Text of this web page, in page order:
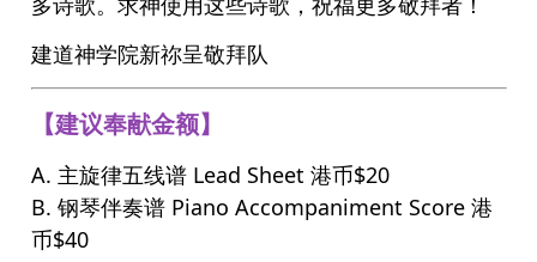
建道神学院新祢呈敬拜队
【建议奉献金额】
A. 主旋律五线谱 Lead Sheet 港币$20
B. 钢琴伴奏谱 Piano Accompaniment Score 港
币$40